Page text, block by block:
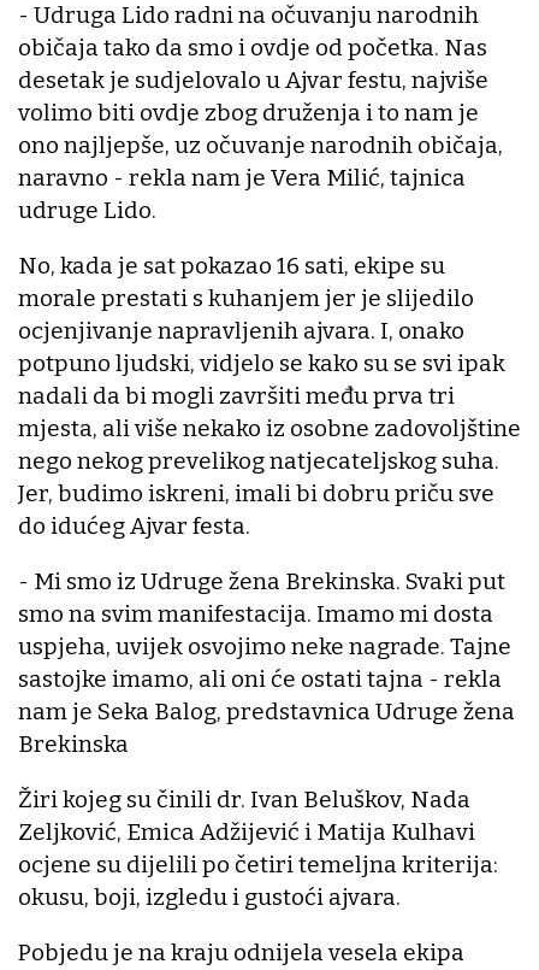
- Udruga Lido radni na očuvanju narodnih
običaja tako da smo i ovdje od početka. Nas
desetak je sudjelovalo u Ajvar festu, najviše
volimo biti ovdje zbog druženja i to nam je
ono najljepše, uz očuvanje narodnih običaja,
naravno - rekla nam je Vera Milić, tajnica
udruge Lido.
No, kada je sat pokazao 16 sati, ekipe su
morale prestati s kuhanjem jer je slijedilo
ocjenjivanje napravljenih ajvara. I, onako
potpuno ljudski, vidjelo se kako su se svi ipak
nadali da bi mogli završiti među prva tri
mjesta, ali više nekako iz osobne zadovoljštine
nego nekog prevelikog natjecateljskog suha.
Jer, budimo iskreni, imali bi dobru priču sve
do idućeg Ajvar festa.
- Mi smo iz Udruge žena Brekinska. Svaki put
smo na svim manifestacija. Imamo mi dosta
uspjeha, uvijek osvojimo neke nagrade. Tajne
sastojke imamo, ali oni će ostati tajna - rekla
nam je Seka Balog, predstavnica Udruge žena
Brekinska
Žiri kojeg su činili dr. Ivan Beluškov, Nada
Zeljković, Emica Adžijević i Matija Kulhavi
ocjene su dijelili po četiri temeljna kriterija:
okusu, boji, izgledu i gustoći ajvara.
Pobjedu je na kraju odnijela vesela ekipa